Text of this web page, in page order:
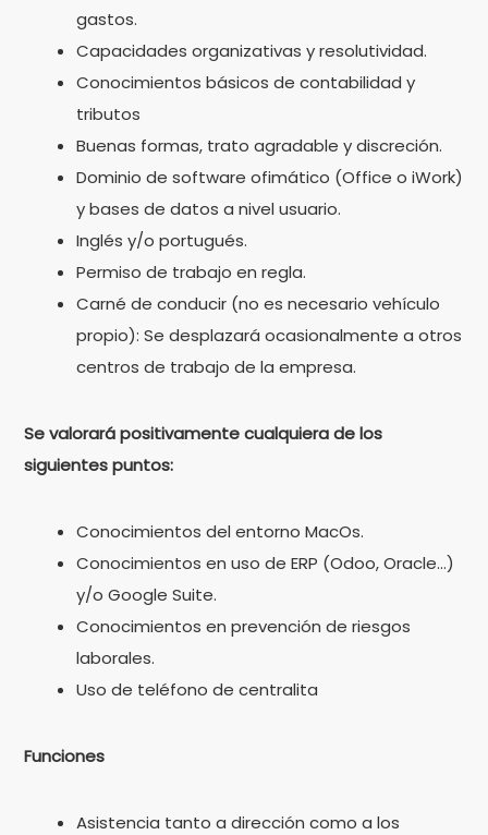
gastos.
Capacidades organizativas y resolutividad.
Conocimientos básicos de contabilidad y
tributos
Buenas formas, trato agradable y discreción.
Dominio de software ofimático (Office o iWork)
y bases de datos a nivel usuario.
Inglés y/o portugués.
Permiso de trabajo en regla.
Carné de conducir (no es necesario vehículo
propio): Se desplazará ocasionalmente a otros
centros de trabajo de la empresa.
Se valorará positivamente cualquiera de los
siguientes puntos:
Conocimientos del entorno MacOs.
Conocimientos en uso de ERP (Odoo, Oracle…)
y/o Google Suite.
Conocimientos en prevención de riesgos
laborales.
Uso de teléfono de centralita
Funciones
Asistencia tanto a dirección como a los